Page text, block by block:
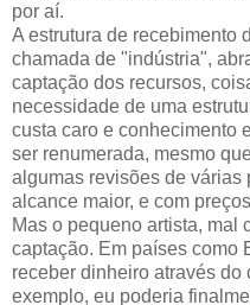
por aí.
A estrutura de recebimento
chamada de "indústria",
captação dos recursos,
necessidade de uma
custa caro e conhecimento
ser renumerada, mesmo
algumas revisões de várias
alcance maior, e com
Mas o pequeno artista, mal
captação. Em países como
receber dinheiro através do
exemplo, eu poderia